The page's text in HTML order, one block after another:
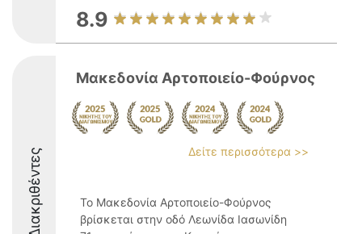
8.9
Διακριθέντες
Μακεδονία Αρτοποιείο-Φούρνος
Δείτε περισσότερα >>
Το Μακεδονία Αρτοποιείο-Φούρνος
βρίσκεται στην οδό Λεωνίδα Ιασωνίδη